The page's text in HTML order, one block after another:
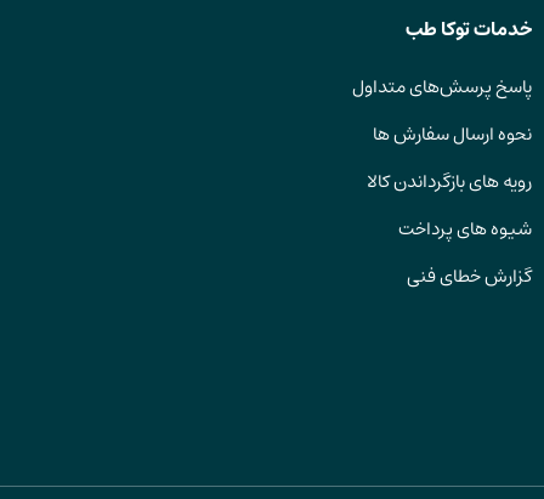
خدمات توکا طب
پاسخ پرسش‌های متداول
نحوه ارسال سفارش ها
رویه های بازگرداندن کالا
شیوه های پرداخت
گزارش خطای فنی